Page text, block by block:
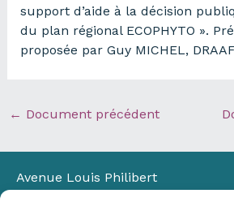
support d’aide à la décision
du plan régional ECOPHYTO ».
proposée par Guy MICHEL,
← Document précédent
Avenue Louis Philibert